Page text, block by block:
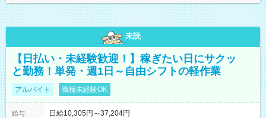
未読
【日払い・未経験歓迎！】稼ぎたい日にサクッ
と勤務！単発・週1日～自由シフトの軽作業
アルバイト 職種未経験OK
給与
日給10,305円～37,204円